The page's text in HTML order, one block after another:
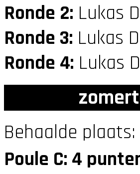
Ronde 2: Lukas
Ronde 3: Lukas
Ronde 4: Lukas
Behaalde plaats:
Poule C: 4